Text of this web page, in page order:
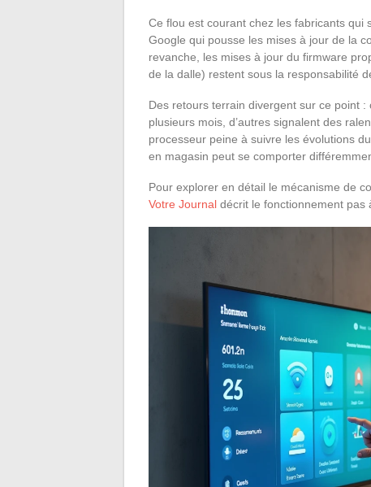
Ce flou est courant chez les fabricants qui
Google qui pousse les mises à jour de la
revanche, les mises à jour du firmware
de la dalle) restent sous la responsabilité
Des retours terrain divergent sur ce point
plusieurs mois, d’autres signalent des
processeur peine à suivre les évolutions
en magasin peut se comporter
Pour explorer en détail le mécanisme de
Votre Journal décrit le fonctionnement pas